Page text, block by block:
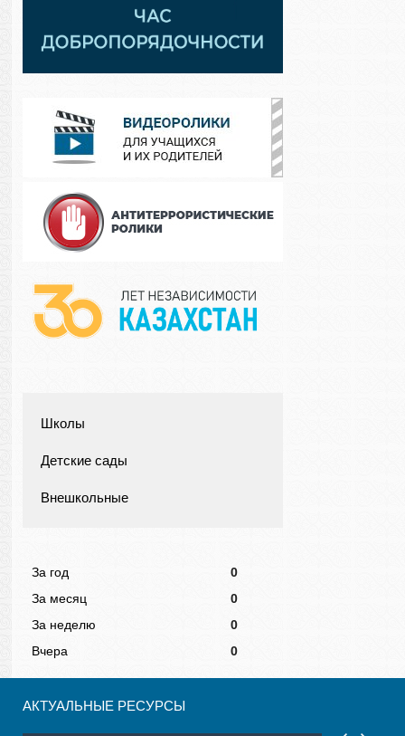
Школы
Детские сады
Внешкольные
За год
0
За месяц
0
За неделю
0
Вчера
0
АКТУАЛЬНЫЕ РЕСУРСЫ